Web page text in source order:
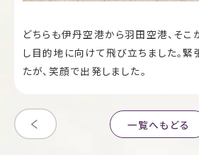
どちらも伊丹空港から羽田空港、そ
し目的地に向けて飛び立ちました。緊
たが、笑顔で出発しました。
一覧へもどる